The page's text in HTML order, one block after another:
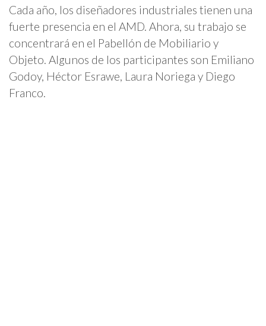
Cada año, los diseñadores industriales tienen una
fuerte presencia en el AMD. Ahora, su trabajo se
concentrará en el Pabellón de Mobiliario y
Objeto. Algunos de los participantes son Emiliano
Godoy, Héctor Esrawe, Laura Noriega y Diego
Franco.